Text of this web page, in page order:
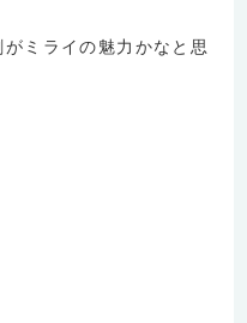
ミライの魅力かなと思